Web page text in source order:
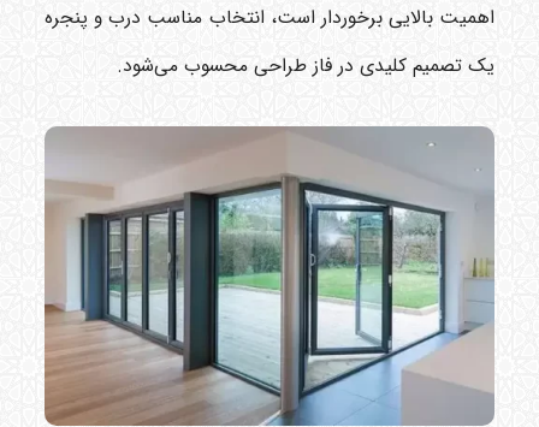
اهمیت بالایی برخوردار است، انتخاب مناسب درب و پنجره
یک تصمیم کلیدی در فاز طراحی محسوب می‌شود.